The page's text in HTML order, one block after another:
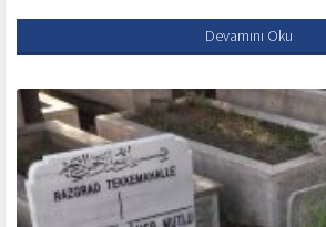
Devamını Oku